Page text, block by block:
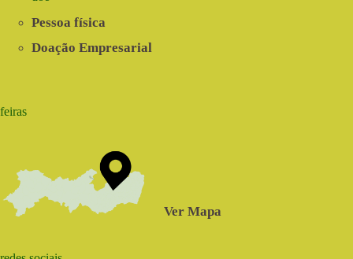
Pessoa física
Doação Empresarial
feiras
Ver Mapa